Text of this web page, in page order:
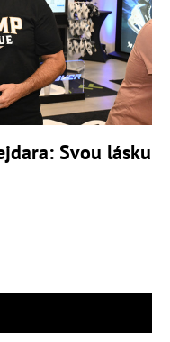
Svou lásku